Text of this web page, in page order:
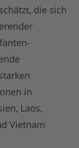
die sich
in
Laos,
Vietnam